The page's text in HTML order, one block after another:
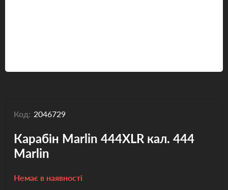
Код: 2046729
Карабін Marlin 444XLR кал. 444
Marlin
Немає в наявності